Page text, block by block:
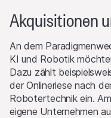
Akquisitionen
An dem
KI und Robotik
Dazu zählt
der Onlineriese nach
Robotertechnik ein.
eigene Unternehmen